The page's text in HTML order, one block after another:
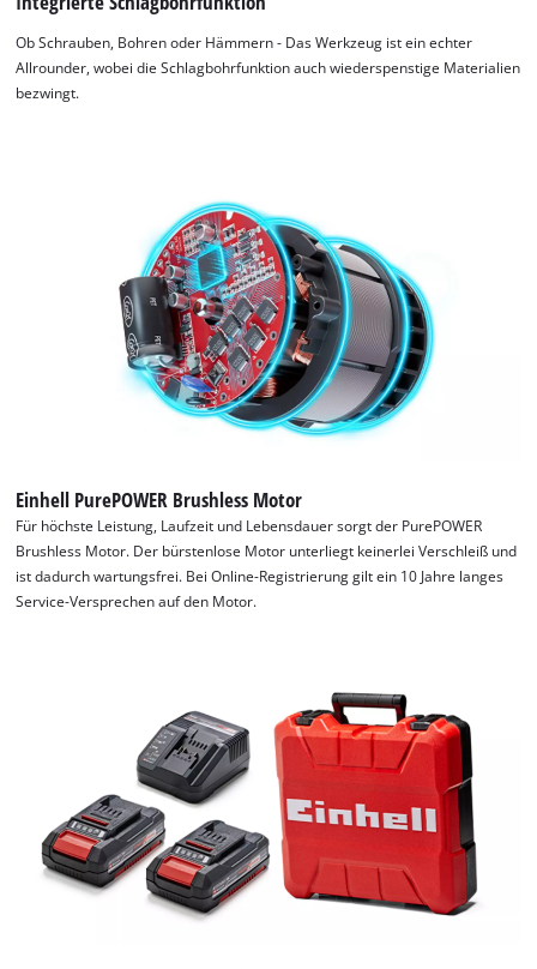
Google Maps laden zu können!
This content is not permitted to load due
to trackers that are not disclosed to the
visitor. The website owner needs to setup
the site with their CMP to add this content
to the list of technologies used.
Powered byUsercentrics Consent
Management Platform
Ob Schrauben, Bohren oder Hämmern - Das Werkzeug ist ein echter
Allrounder, wobei die Schlagbohrfunktion auch wiederspenstige Materialien
bezwingt.
Einhell PurePOWER Brushless Motor
Für höchste Leistung, Laufzeit und Lebensdauer sorgt der PurePOWER
Brushless Motor. Der bürstenlose Motor unterliegt keinerlei Verschleiß und
ist dadurch wartungsfrei. Bei Online-Registrierung gilt ein 10 Jahre langes
Service-Versprechen auf den Motor.